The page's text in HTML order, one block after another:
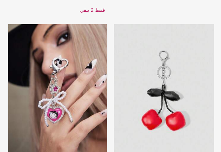
فقط 2 بيقي